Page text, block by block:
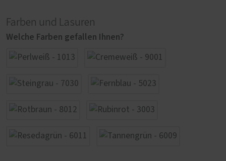
Farben und Lasuren
Welche Farben gefallen Ihnen?